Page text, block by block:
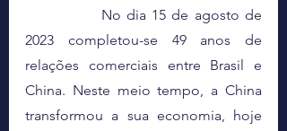
2023 completou-se 49 anos de
relações comerciais entre Brasil e
China. Neste meio tempo, a China
transformou a sua economia, hoje